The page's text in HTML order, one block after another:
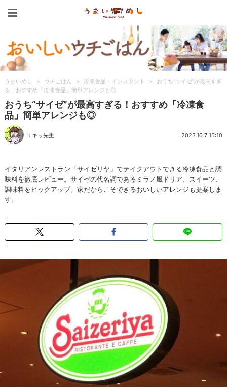
うまいめし > ウチごはん > 冷凍食品・インスタント >
おうち“サイゼ”が最高すぎ
る！おすすめ「冷凍食品」簡単アレンジも◎
おうち“サイゼ”が最高すぎる！おすすめ「冷凍食
品」簡単アレンジも◎
ユキッ先生 2023.10.7 15:10
イタリアンレストラン「サイゼリヤ」でテイクアウトできる冷凍食品と調
味料を徹底レビュー。サイゼの代名詞であるミラノ風ドリア、スイーツ、
調味料をピックアップ。家だからこそできるおいしいアレンジも提案しま
す。